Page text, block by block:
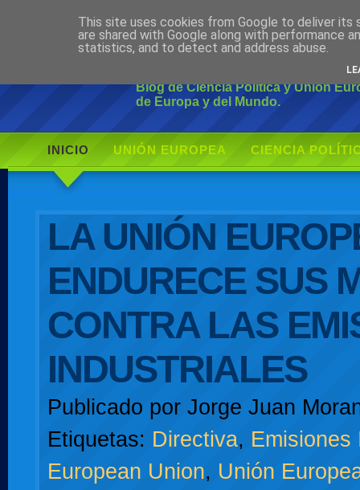
Ciudadano
Blog de Ciencia Política y Unión
de Europa y del Mundo.
INICIO UNIÓN EUROPEA CIENCIA
LA UNIÓN
ENDURECE SUS
CONTRA LAS
INDUSTRIALES
Publicado por Jorge Juan
Etiquetas: Directiva, Emisiones
European Union, Unión
This site uses cookies from Google to deliver its
are shared with Google along with performance
statistics, and to detect and address abuse.